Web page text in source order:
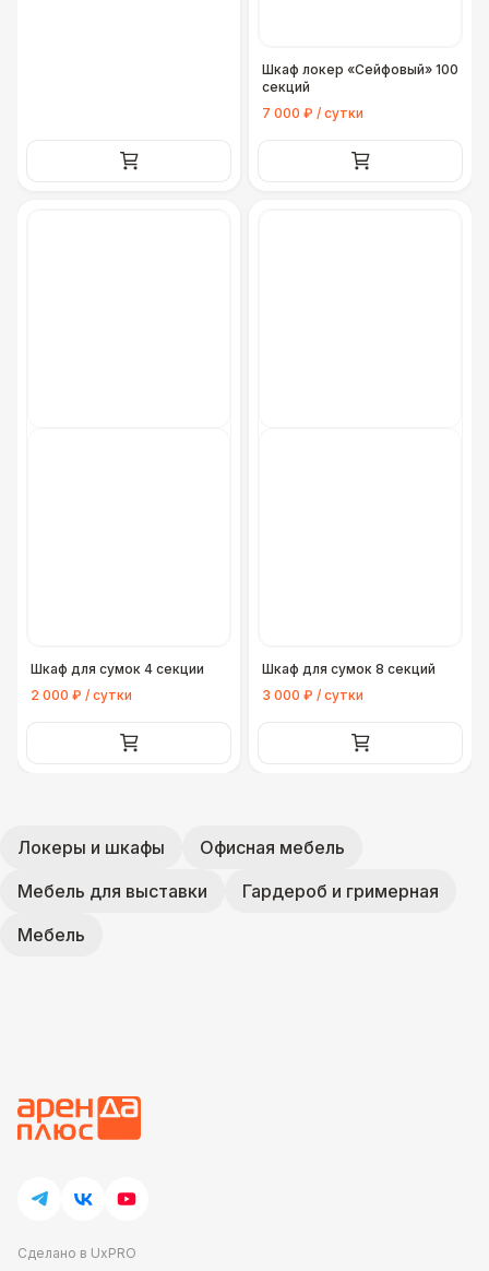
Шкаф локер «Сейфовый» 100
секций
7 000 ₽ / сутки
Шкаф для сумок 4 секции
2 000 ₽ / сутки
Шкаф для сумок 8 секций
3 000 ₽ / сутки
Локеры и шкафы
Офисная мебель
Мебель для выставки
Гардероб и гримерная
Мебель
Сделано в UxPRO